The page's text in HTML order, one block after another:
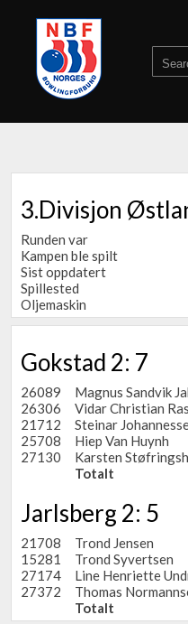
3.Divisjon
Runden var
Kampen ble spilt
Sist oppdatert
Spillested
Oljemaskin
Gokstad 2: 7
26089 Magnus Sandvik
26306
Vidar Christian
21712
Steinar
25708
Hiep Van Huynh
27130
Karsten
Totalt
Jarlsberg 2: 5
21708 Trond Jensen
15281
Trond Syvertsen
27174
Line Henriette
27372
Thomas
Totalt